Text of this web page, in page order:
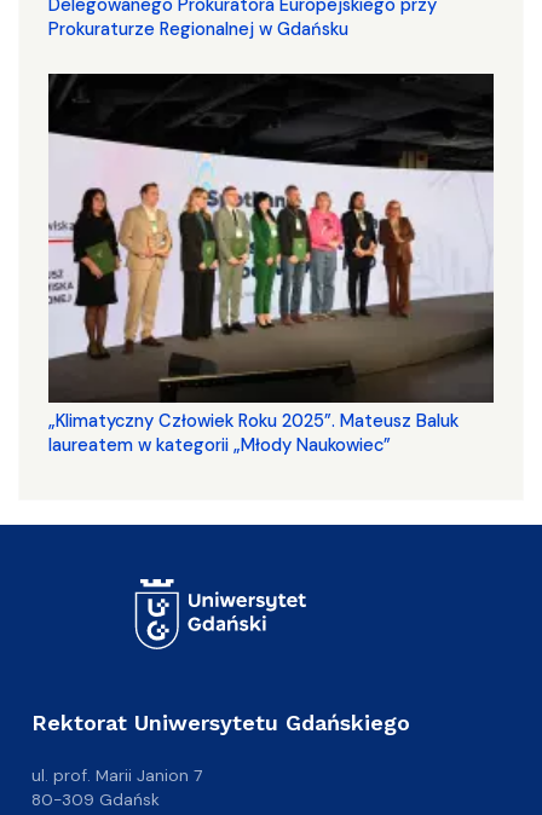
Delegowanego Prokuratora Europejskiego przy
Prokuraturze Regionalnej w Gdańsku
„Klimatyczny Człowiek Roku 2025”. Mateusz Baluk
laureatem w kategorii „Młody Naukowiec”
Rektorat Uniwersytetu Gdańskiego
ul. prof. Marii Janion 7
80-309 Gdańsk